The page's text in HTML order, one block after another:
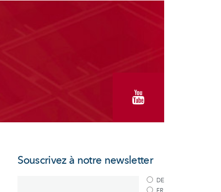
Souscrivez à notre newsletter
DE
FR